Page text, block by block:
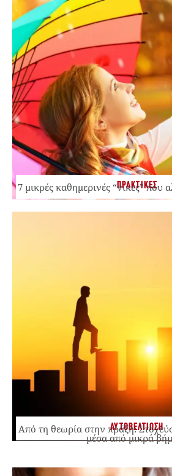
ΠΡΑΚΤΙΚΕΣ
7 μικρές καθημερινές “νίκες” που
ΑΥΤΟΒΕΛΤΙΩΣΗ
Από τη θεωρία στην πράξη:
μέσα από μικρά